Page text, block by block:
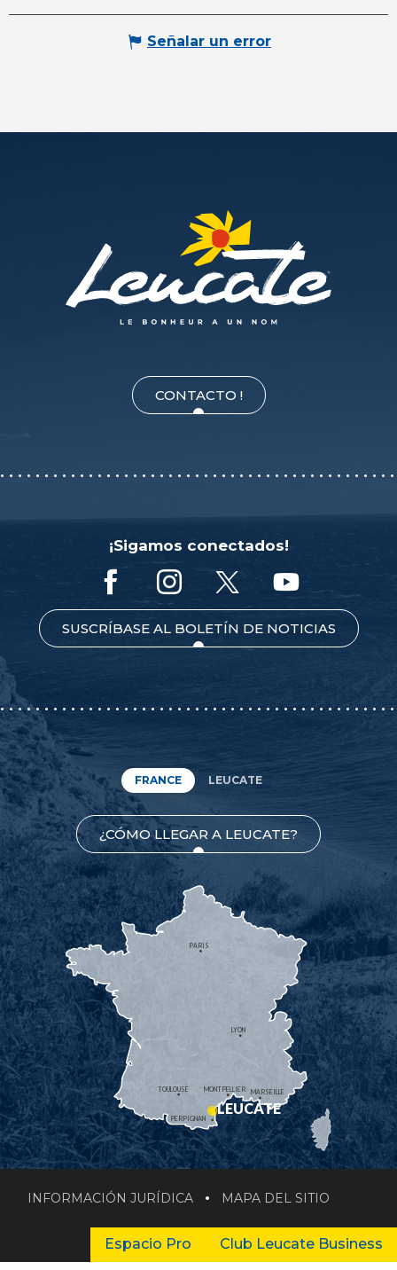
Señalar un error
CONTACTO !
¡Sigamos conectados!
SUSCRÍBASE AL BOLETÍN DE NOTICIAS
FRANCE LEUCATE
¿CÓMO LLEGAR A LEUCATE?
MONTPELLIER
PERPIGNAN
MARSEILLE
TOULOUSE
LYON
PARIS
LEUCATE
INFORMACIÓN JURÍDICA MAPA DEL SITIO
Espacio Pro Club Leucate Business